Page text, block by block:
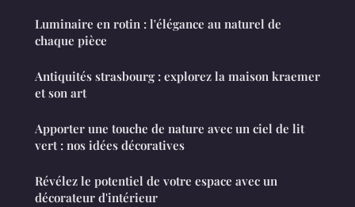
Luminaire en rotin : l'élégance au naturel de
chaque pièce
Antiquités strasbourg : explorez la maison kraemer
et son art
Apporter une touche de nature avec un ciel de lit
vert : nos idées décoratives
Révélez le potentiel de votre espace avec un
décorateur d'intérieur